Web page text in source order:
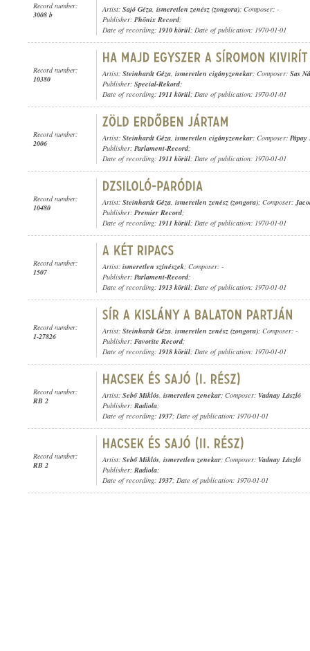
Record number:
3008 b
Artist: Sajó Géza, ismeretlen zenész (zongora); Composer: -
Publisher: Phönix Record;
Date of recording: 1910 körül; Date of publication: 1970-01-01
Record number:
10380
Artist: Steinhardt Géza, ismeretlen cigányzenekar; Composer: Sas
Publisher: Special-Rekord;
Date of recording: 1911 körül; Date of publication: 1970-01-01
Record number:
2006
Artist: Steinhardt Géza, ismeretlen cigányzenekar; Composer: Pápay
Publisher: Parlament-Record;
Date of recording: 1911 körül; Date of publication: 1970-01-01
Record number:
10480
Artist: Steinhardt Géza, ismeretlen zenész (zongora); Composer:
Publisher: Premier Record;
Date of recording: 1911 körül; Date of publication: 1970-01-01
Record number:
1507
Artist: ismeretlen színészek; Composer: -
Publisher: Parlament-Record;
Date of recording: 1913 körül; Date of publication: 1970-01-01
Record number:
1-27826
Artist: Steinhardt Géza, ismeretlen zenész (zongora); Composer: -
Publisher: Favorite Record;
Date of recording: 1918 körül; Date of publication: 1970-01-01
Record number:
RB 2
Artist: Sebő Miklós, ismeretlen zenekar; Composer: Vadnay László
Publisher: Radiola;
Date of recording: 1937; Date of publication: 1970-01-01
Record number:
RB 2
Artist: Sebő Miklós, ismeretlen zenekar; Composer: Vadnay László
Publisher: Radiola;
Date of recording: 1937; Date of publication: 1970-01-01